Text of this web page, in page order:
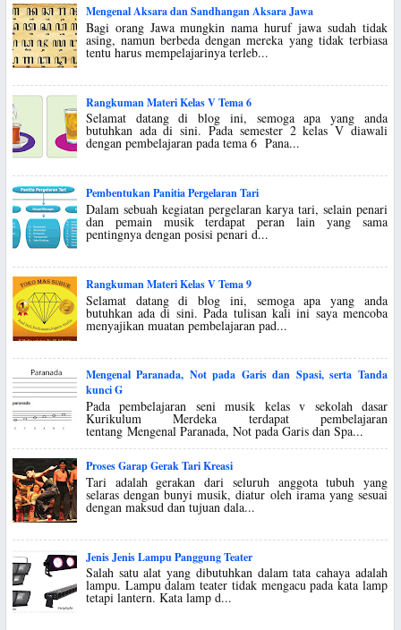
Mengenal Aksara dan Sandhangan Aksara Jawa
Bagi orang Jawa mungkin nama huruf jawa sudah tidak
asing, namun berbeda dengan mereka yang tidak terbiasa
tentu harus mempelajarinya terleb...
Rangkuman Materi Kelas V Tema 6
Selamat datang di blog ini, semoga apa yang anda
butuhkan ada di sini. Pada semester 2 kelas V diawali
dengan pembelajaran pada tema 6 Pana...
Pembentukan Panitia Pergelaran Tari
Dalam sebuah kegiatan pergelaran karya tari, selain penari
dan pemain musik terdapat peran lain yang sama
pentingnya dengan posisi penari d...
Rangkuman Materi Kelas V Tema 9
Selamat datang di blog ini, semoga apa yang anda
butuhkan ada di sini. Pada tulisan kali ini saya mencoba
menyajikan muatan pembelajaran pad...
Mengenal Paranada, Not pada Garis dan Spasi, serta Tanda
kunci G
Pada pembelajaran seni musik kelas v sekolah dasar
Kurikulum Merdeka terdapat pembelajaran
tentang Mengenal Paranada, Not pada Garis dan Spa...
Proses Garap Gerak Tari Kreasi
Tari adalah gerakan dari seluruh anggota tubuh yang
selaras dengan bunyi musik, diatur oleh irama yang sesuai
dengan maksud dan tujuan dala...
Jenis Jenis Lampu Panggung Teater
Salah satu alat yang dibutuhkan dalam tata cahaya adalah
lampu. Lampu dalam teater tidak mengacu pada kata lamp
tetapi lantern. Kata lamp d...